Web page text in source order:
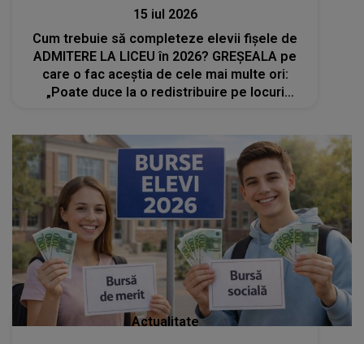
15 iul 2026
Cum trebuie să completeze elevii fișele de
ADMITERE LA LICEU în 2026? GREȘEALA pe
care o fac aceștia de cele mai multe ori:
„Poate duce la o redistribuire pe locuri
Actualitate